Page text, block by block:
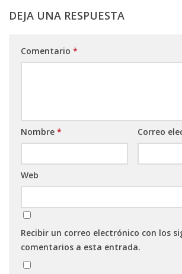
DEJA UNA RESPUESTA
Comentario *
Nombre * Correo
Web
Recibir un correo electrónico con los
comentarios a esta entrada.